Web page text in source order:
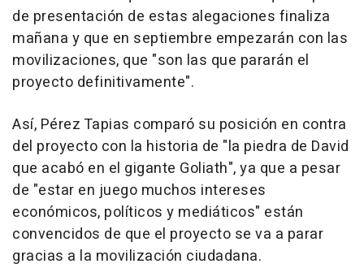
de presentación de estas alegaciones finaliza
mañana y que en septiembre empezarán con las
movilizaciones, que "son las que pararán el
proyecto definitivamente".
Así, Pérez Tapias comparó su posición en contra
del proyecto con la historia de "la piedra de David
que acabó en el gigante Goliath", ya que a pesar
de "estar en juego muchos intereses
económicos, políticos y mediáticos" están
convencidos de que el proyecto se va a parar
gracias a la movilización ciudadana.